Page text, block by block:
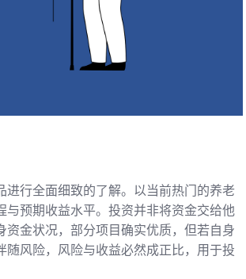
行全面细致的了解。以当前热门的养老
预期收益水平。投资并非将资金交给他
金状况，部分项目确实优质，但若自身
风险，风险与收益必然成正比，用于投